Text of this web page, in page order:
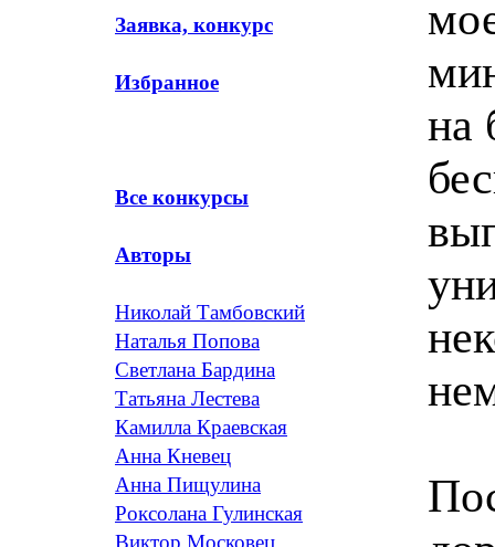
Заявка, конкурс
Избранное
Все конкурсы
Авторы
Николай Тамбовский
Наталья Попова
Светлана Бардина
Татьяна Лестева
Камилла Краевская
Анна Кневец
Анна Пищулина
Роксолана Гулинская
Виктор Московец
на